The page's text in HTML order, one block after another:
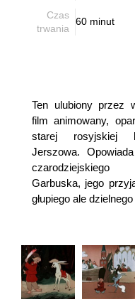
Czas
trwania
60 minut
Ten ulubiony przez
film animowany,
starej rosyjskiej
Jerszowa.
Garbuska, jego
głupiego ale